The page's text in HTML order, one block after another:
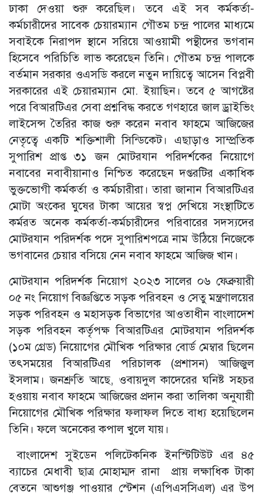
ঢাকা দেওয়া শুরু করেছিল। তবে এই সব কর্মকর্তা-
কর্মচারীদের সাবেক চেয়ারম্যান গৌতম চন্দ্র পালের মাধ্যমে
সবাইকে নিরাপদ স্থানে সরিয়ে আওয়ামী পন্থীদের ভগবান
হিসেবে পরিচিতি লাভ করেছেন তিনি। গৌতম চন্দ্র পালকে
বর্তমান সরকার ওএসডি করলে নতুন দায়িত্বে আসেন বিপ্লবী
সরকারের এই চেয়ারম্যান মো. ইয়াছিন। তবে ৫ আগষ্টের
পরে বিআরটিএর সেবা প্রশ্নবিদ্ধ করতে গণহারে জাল ড্রাইভিং
লাইসেন্স তৈরির কাজ শুরু করেন নবাব ফাহমে আজিজের
নেতৃত্বে একটি শক্তিশালী সিন্ডিকেট। এছাড়াও সাম্প্রতিক
সুপারিশ প্রাপ্ত ৩১ জন মোটরযান পরিদর্শকের নিয়োগে
নবাবের নবাবীয়ানাও নিশ্চিত করেছেন দপ্তরটির একাধিক
ভুক্তভোগী কর্মকর্তা ও কর্মচারীরা। তারা জানান বিআরটিএর
মোটা অংকের ঘুষের টাকা আয়ের স্বপ্ন দেখিয়ে সংস্থাটিতে
কর্মরত অনেক কর্মকর্তা-কর্মচারীদের পরিবারের সদস্যদের
মোটরযান পরিদর্শক পদে সুপারিশপত্রে নাম উঠিয়ে নিজেকে
ভগবানের চেয়ার বসিয়ে নেন নবাব ফাহমে আজিজ খান।
মোটরযান পরিদর্শক নিয়োগ ২০২৩ সালের ০৬ ফেব্রুয়ারী
০৫ নং নিয়োগ বিজ্ঞপ্তিতে সড়ক পরিবহন ও সেতু মন্ত্রণালয়ের
সড়ক পরিবহন ও মহাসড়ক বিভাগের আওতাধীন বাংলাদেশ
সড়ক পরিবহন কর্তৃপক্ষ বিআরটিএর মোটরযান পরিদর্শক
(১০ম গ্রেড) নিয়োগের মৌখিক পরিক্ষার বোর্ড মেম্বার ছিলেন
তৎসময়ের বিআরটিএর পরিচালক (প্রশাসন) আজিজুল
ইসলাম। জনশ্রুতি আছে, ওবায়দুল কাদেরের ঘনিষ্ট সহচর
হওয়ায় নবাব ফাহমে আজিজের প্রদান করা তালিকা অনুযায়ী
নিয়োগের মৌখিক পরিক্ষার ফলাফল দিতে বাধ্য হয়েছিলেন
তিনি। ফলে অনেকের কপাল খুলে যায়।
বাংলাদেশ সুইডেন পলিটেকনিক ইনস্টিটিউট এর ৪৫
ব্যাচের মেধাবী ছাত্র মোহাম্মদ রানা প্রায় লক্ষাধিক টাকা
বেতনে আশুগঞ্জ পাওয়ার স্টেশন (এপিএসসিএল) এর উপ